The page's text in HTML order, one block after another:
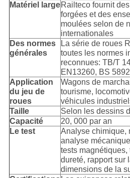
Matériel largeRailteco fournit
forgées et des
moulées selon de
internationales
Des normes
générales
La série de roues
toutes les normes
reconnues: TB/T
EN13260, BS
Application
du jeu de
roues
Wagons de
tourisme,
véhicules
Taille
Selon les dessins
Capacité
20, 000 par an
Le test
Analyse chimique,
analyse
tests magnétiques,
dureté, rapport sur
dimensions de la